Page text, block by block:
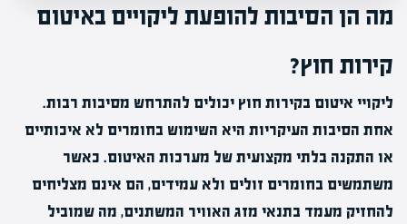
מה הן הסיבות להופעת ליקויים באיטום
קירות חוץ?
ליקויי איטום בקירות חוץ יכולים להתרחש מסיבות רבות.
אחת הסיבות העיקריות היא השימוש בחומרים לא איכותיים
או התקנה בלתי מקצועית של מערכות האיטום. כאשר
משתמשים בחומרים זולים ולא עמידים, הם אינם מצליחים
להחזיק מעמד בתנאי מזג האוויר המשתנים, מה שמוביל